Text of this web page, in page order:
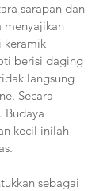
sarapan dan
menyajikan
keramik
berisi daging
langsung
Secara
Budaya
kecil inilah
sebagai